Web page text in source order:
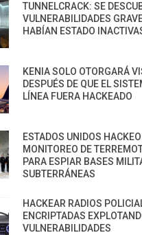
TUNNELCRACK: SE
VULNERABILIDADES
HABÍAN ESTADO
KENIA SOLO OTORGARÁ
DESPUÉS DE QUE EL
LÍNEA FUERA HACKEADO
ESTADOS UNIDOS
MONITOREO DE
PARA ESPIAR BASES
SUBTERRÁNEAS
HACKEAR RADIOS
ENCRIPTADAS
VULNERABILIDADES